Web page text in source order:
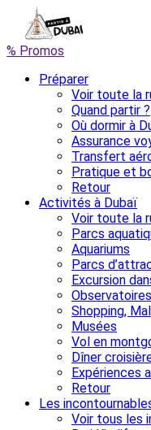
% Promos
Préparer
Voir toute la
Quand partir ?
Où dormir à
Assurance
Transfert
Pratique et
Retour
Activités à Dubaï
Voir toute la
Parcs
Aquariums
Parcs
Excursion
Observatoires
Shopping,
Musées
Vol en
Dîner
Expériences
Retour
Les
Voir tous les